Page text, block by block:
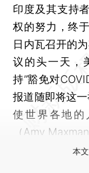
印度及其支持
权的努力，终
日内瓦召开的
议的头一天，
持”豁免对
报道随即将这一
使世界各地的
（Amy
本